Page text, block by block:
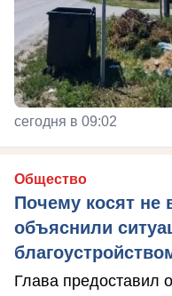
сегодня в 09:02
Общество
Почему косят не
объяснили
Глава предоставил